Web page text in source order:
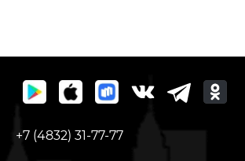
+7 (4832) 31-77-77